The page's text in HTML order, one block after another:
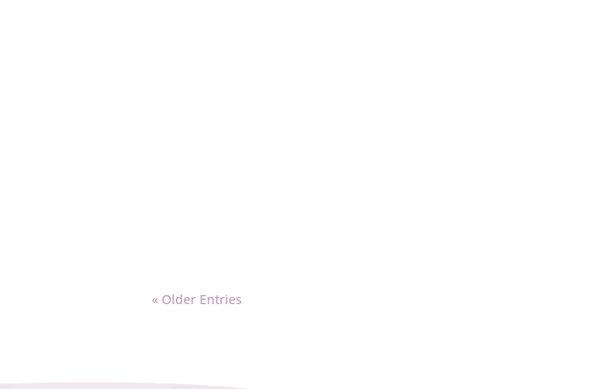
« Older Entries